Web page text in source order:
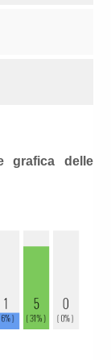
grafica delle